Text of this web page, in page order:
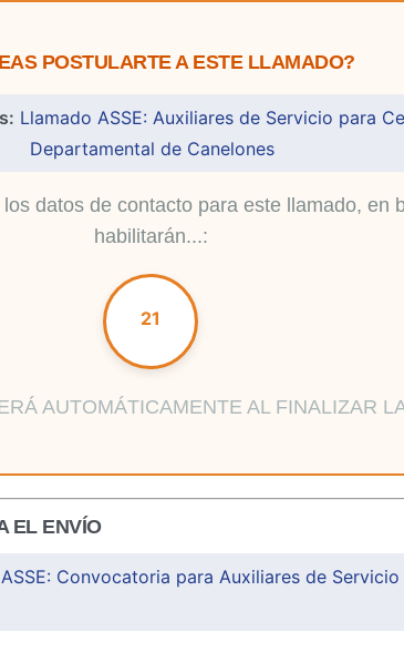
POSTULARTE A ESTE LLAMADO?
Llamado ASSE: Auxiliares de Servicio para
Departamental de Canelones
datos de contacto para este llamado, en
habilitarán...:
20
AUTOMÁTICAMENTE AL FINALIZAR
EL ENVÍO
Convocatoria para Auxiliares de